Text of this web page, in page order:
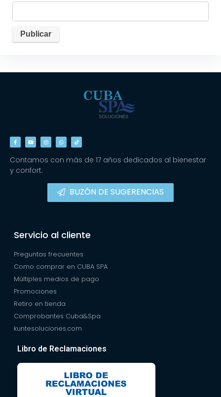
Contamos con más de 17 años dedicados al bienestar
y confort.
BUZÓN DE SUGERENCIAS
Servicio al cliente
Preguntas frecuentes
Como comprar en CUBA SPA
Múltiples medios de pago
Promociones
Retiro en tienda
Comprobantes Cuba&Spa
kuntesoluciones.com
Libro de Reclamaciones